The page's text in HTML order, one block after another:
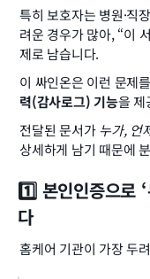
특히 보호자는 병원·직
려운 경우가 많아, “이
제로 남습니다.
이 싸인온은 이런 문제
력(감사로그) 기능을 제
전달된 문서가 누가, 언
상세하게 남기 때문에
1️⃣ 본인인증으로
다
홈케어 기관이 가장 두